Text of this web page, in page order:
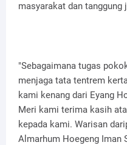
masyarakat dan tanggung
"Sebagaimana tugas
menjaga tata tentrem
kami kenang dari Eyang
Meri kami terima kasih
kepada kami. Warisan
Almarhum Hoegeng Iman